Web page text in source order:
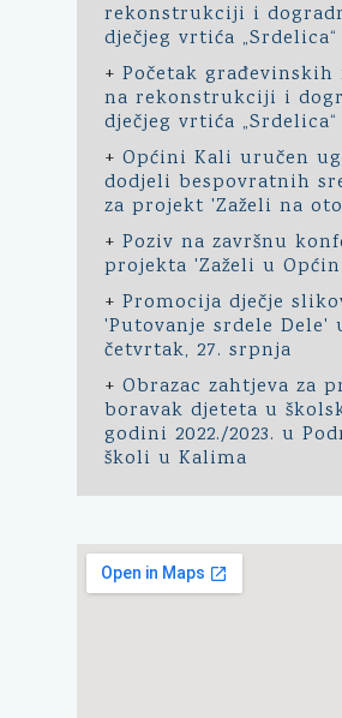
rekonstrukciji i
dječjeg vrtića
+ Početak građevinskih
na rekonstrukciji i
dječjeg vrtića
+ Općini Kali uručen
dodjeli bespovratnih
za projekt 'Zaželi na
+ Poziv na završnu
projekta 'Zaželi u
+ Promocija dječje
'Putovanje srdele Dele'
četvrtak, 27. srpnja
+ Obrazac zahtjeva za
boravak djeteta u
godini 2022./2023. u
školi u Kalima